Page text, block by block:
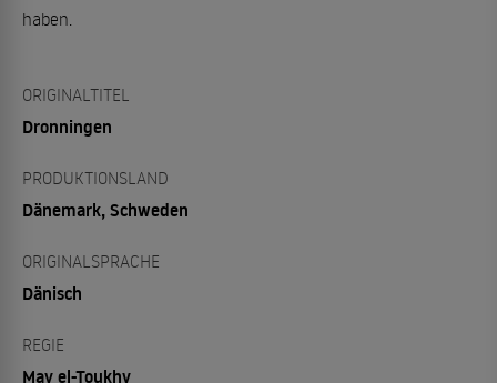
haben.
ORIGINALTITEL
Dronningen
PRODUKTIONSLAND
Dänemark, Schweden
ORIGINALSPRACHE
Dänisch
REGIE
May el-Toukhy